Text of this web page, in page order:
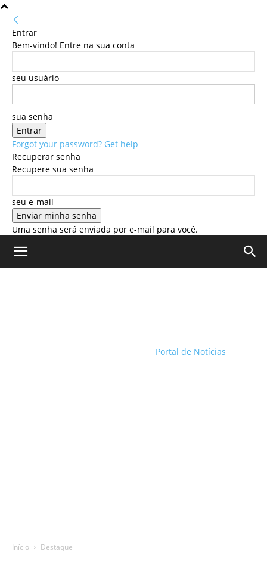
Entrar
Bem-vindo! Entre na sua conta
seu usuário
sua senha
Forgot your password? Get help
Recuperar senha
Recupere sua senha
seu e-mail
Uma senha será enviada por e-mail para você.
Portal de Notícias
Início Destaque